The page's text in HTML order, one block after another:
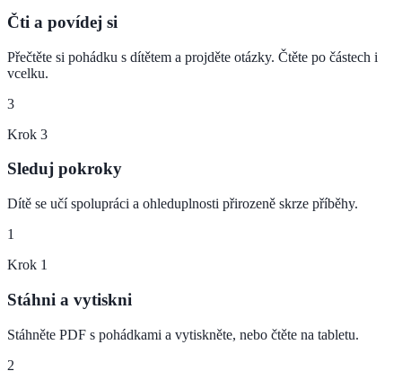
Čti a povídej si
Přečtěte si pohádku s dítětem a projděte otázky. Čtěte po částech i
vcelku.
3
Krok 3
Sleduj pokroky
Dítě se učí spolupráci a ohleduplnosti přirozeně skrze příběhy.
1
Krok 1
Stáhni a vytiskni
Stáhněte PDF s pohádkami a vytiskněte, nebo čtěte na tabletu.
2